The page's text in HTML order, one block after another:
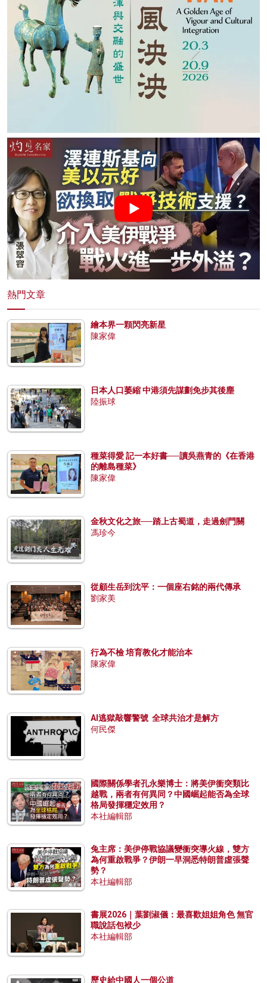
熱門文章
繪本界一顆閃亮新星
陳家偉
日本人口萎縮 中港須先謀劃免步其後塵
陸振球
種菜得愛 記一本好書──讀吳燕青的《在香港
的離島種菜》
陳家偉
金秋文化之旅──踏上古蜀道，走過劍門關
馮珍今
從顧生岳到沈平：一個座右銘的兩代傳承
劉家美
行為不檢 培育教化才能治本
陳家偉
AI逃獄敲響警號 全球共治才是解方
何民傑
國際關係學者孔永樂博士：將美伊衝突類比
越戰，兩者有何異同？中國崛起能否為全球
格局發揮穩定效用？
本社編輯部
兔主席：美伊停戰協議變衝突導火線，雙方
為何重啟戰爭？伊朗一早洞悉特朗普虛張聲
勢？
本社編輯部
書展2026｜葉劉淑儀：最喜歡姐姐角色 無官
職說話包袱少
本社編輯部
歷史給中國人一個公道